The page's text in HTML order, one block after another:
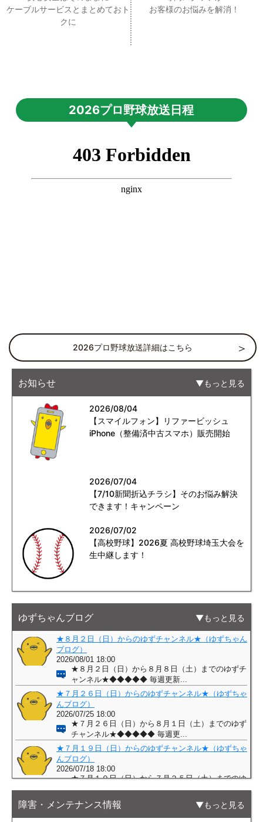
ケーブルサービスとまとめておト
クに
お客様のお悩みを解消！
2026プロ野球放送日程
2026プロ野球放送詳細はこちら
お知らせ もっと見る
2026/08/04
【スマイルフォン】リファービッシュ
iPhone（整備済中古スマホ）販売開始
2026/07/04
【7/10新聞折込チラシ】そのお悩み解決
できます！キャンペーン
2026/07/02
【高校野球】2026夏 高校野球埼玉大会を
生中継します！
ゆずちゃんブログ もっと見る
障害・メンテナンス情報 もっと見る